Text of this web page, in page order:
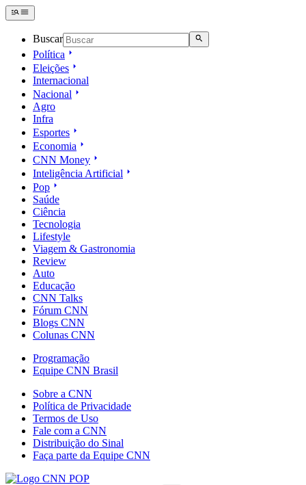
Buscar
Política
Eleições
Internacional
Nacional
Agro
Infra
Esportes
Economia
CNN Money
Inteligência Artificial
Pop
Saúde
Ciência
Tecnologia
Lifestyle
Viagem & Gastronomia
Review
Auto
Educação
CNN Talks
Fórum CNN
Blogs CNN
Colunas CNN
Programação
Equipe CNN Brasil
Sobre a CNN
Política de Privacidade
Termos de Uso
Fale com a CNN
Distribuição do Sinal
Faça parte da Equipe CNN